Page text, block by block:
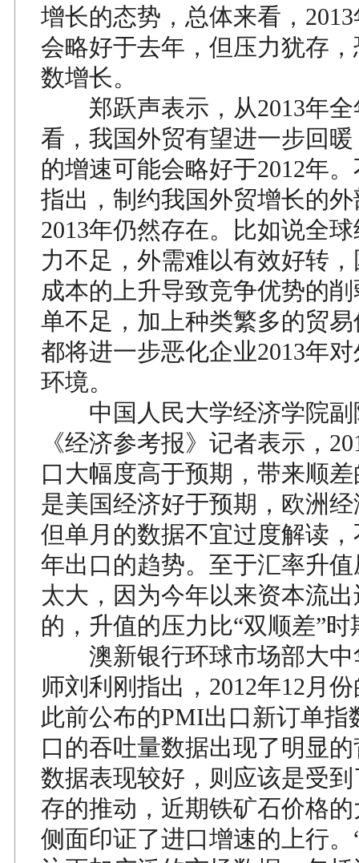
增长的态势，总体来看，
会略好于去年，但压力犹存
数增长。
郑跃声表示，从2013年全
看，我国外贸有望进一步回
的增速可能会略好于2012年
指出，制约我国外贸增长的
2013年仍然存在。比如说全
力不足，外需难以有效好转
成本的上升导致竞争优势的
单不足，加上种类繁多的贸
都将进一步恶化企业2013年
环境。
中国人民大学经济学院副
《经济参考报》记者表示，
口大幅度高于预期，带来顺
是美国经济好于预期，欧洲
但单月的数据不宜过度解读，
年出口的趋势。至于汇率升
太大，因为今年以来资本流
的，升值的压力比“双顺差”
澳新银行环球市场部大中
师刘利刚指出，2012年12月
此前公布的PMI出口新订单指
口的吞吐量数据出现了明显
数据表现较好，则应该是受
存的推动，近期铁矿石价格
侧面印证了进口增速的上行